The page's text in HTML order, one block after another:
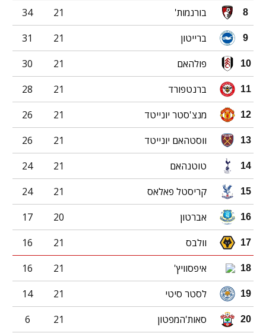
8 בורנמות' 21
34
9 ברייטון 21
31
10 פולהאם 21
30
11 ברנטפורד 21
28
12 מנצ'סטר יונייטד 21
26
13 ווסטהאם יונייטד 21
26
14 טוטנהאם 21
24
15 קריסטל פאלאס 21
24
16 אברטון 20
17
17 וולבס 21
16
18 איפסוויץ' 21
16
19 לסטר סיטי 21
14
20 סאות'המפטון 21
6